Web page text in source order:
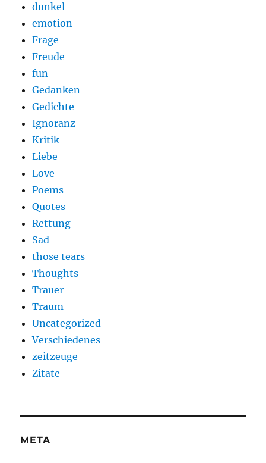
dunkel
emotion
Frage
Freude
fun
Gedanken
Gedichte
Ignoranz
Kritik
Liebe
Love
Poems
Quotes
Rettung
Sad
those tears
Thoughts
Trauer
Traum
Uncategorized
Verschiedenes
zeitzeuge
Zitate
META